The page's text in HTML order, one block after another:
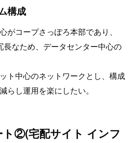
構成
がコープさっぽろ本部であり、
長なため、データセンター中心の
ト中心のネットワークとし、構成
らし運用を楽にしたい。
②(宅配サイト インフ